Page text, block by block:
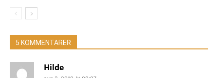
5 KOMMENTARER
Hilde